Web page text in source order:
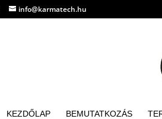
info@karmatech.hu
KEZDŐLAP BEMUTATKOZÁS